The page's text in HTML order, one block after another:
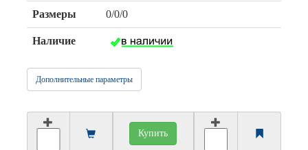
Размеры 0/0/0
Наличие
Дополнительные параметры
Купить